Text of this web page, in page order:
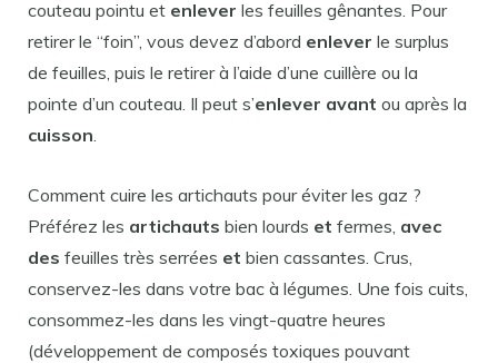
couteau pointu et enlever les feuilles gênantes. Pour
retirer le “foin”, vous devez d’abord enlever le surplus
de feuilles, puis le retirer à l’aide d’une cuillère ou la
pointe d’un couteau. Il peut s’enlever avant ou après la
cuisson.
Comment cuire les artichauts pour éviter les gaz ?
Préférez les artichauts bien lourds et fermes, avec
des feuilles très serrées et bien cassantes. Crus,
conservez-les dans votre bac à légumes. Une fois cuits,
consommez-les dans les vingt-quatre heures
(développement de composés toxiques pouvant